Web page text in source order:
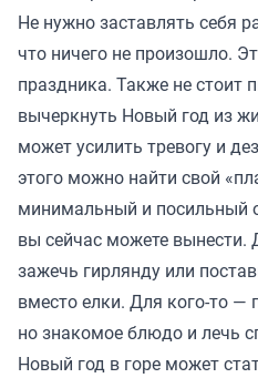
Не нужно заставлять себя
что ничего не произошло.
праздника. Также не стоит
вычеркнуть Новый год из
может усилить тревогу и
этого можно найти свой
минимальный и посильный
вы сейчас можете вынести.
зажечь гирлянду или
вместо елки. Для кого-то —
но знакомое блюдо и лечь
Новый год в горе может